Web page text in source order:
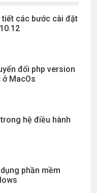
tiết các bước cài đặt
đổi php version
MacOs
hệ điều hành
phần mềm